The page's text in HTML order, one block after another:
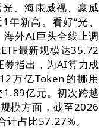
、海康威视、豪威
新高。看好“光、
海外AI巨头全线上调
最新规模达35.72
指出，为AI算力成
万亿Token的挪用
亿元。初次跨越
模方面，截至2026
占比57.27%。